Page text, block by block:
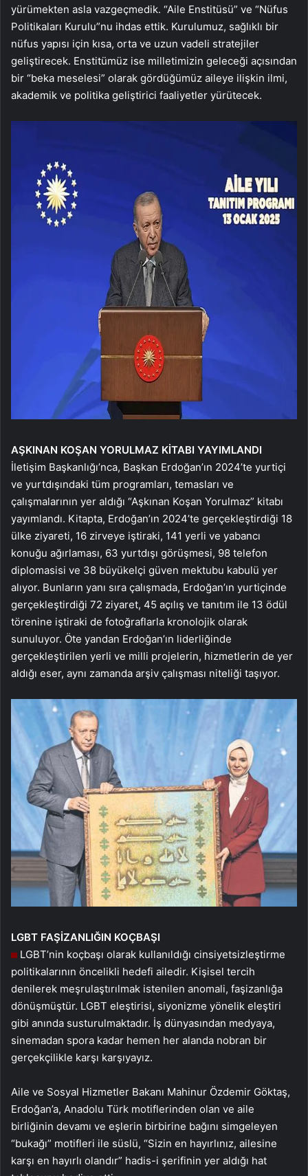
yürümekten asla vazgeçmedik. “Aile Enstitüsü” ve “Nüfus
Politikaları Kurulu”nu ihdas ettik. Kurulumuz, sağlıklı bir
nüfus yapısı için kısa, orta ve uzun vadeli stratejiler
geliştirecek. Enstitümüz ise milletimizin geleceği açısından
bir “beka meselesi” olarak gördüğümüz aileye ilişkin ilmi,
akademik ve politika geliştirici faaliyetler yürütecek.
AŞKINAN KOŞAN YORULMAZ KİTABI YAYIMLANDI
İletişim Başkanlığı’nca, Başkan Erdoğan’ın 2024’te yurtiçi
ve yurtdışındaki tüm programları, temasları ve
çalışmalarının yer aldığı “Aşkınan Koşan Yorulmaz” kitabı
yayımlandı. Kitapta, Erdoğan’ın 2024’te gerçekleştirdiği 18
ülke ziyareti, 16 zirveye iştiraki, 141 yerli ve yabancı
konuğu ağırlaması, 63 yurtdışı görüşmesi, 98 telefon
diplomasisi ve 38 büyükelçi güven mektubu kabulü yer
alıyor. Bunların yanı sıra çalışmada, Erdoğan’ın yurtiçinde
gerçekleştirdiği 72 ziyaret, 45 açılış ve tanıtım ile 13 ödül
törenine iştiraki de fotoğraflarla kronolojik olarak
sunuluyor. Öte yandan Erdoğan’ın liderliğinde
gerçekleştirilen yerli ve milli projelerin, hizmetlerin de yer
aldığı eser, aynı zamanda arşiv çalışması niteliği taşıyor.
LGBT FAŞİZANLIĞIN KOÇBAŞI
LGBT’nin koçbaşı olarak kullanıldığı cinsiyetsizleştirme
politikalarının öncelikli hedefi ailedir. Kişisel tercih
denilerek meşrulaştırılmak istenilen anomali, faşizanlığa
dönüşmüştür. LGBT eleştirisi, siyonizme yönelik eleştiri
gibi anında susturulmaktadır. İş dünyasından medyaya,
sinemadan spora kadar hemen her alanda nobran bir
gerçekçilikle karşı karşıyayız.
Aile ve Sosyal Hizmetler Bakanı Mahinur Özdemir Göktaş,
Erdoğan’a, Anadolu Türk motiflerinden olan ve aile
birliğinin devamı ve eşlerin birbirine bağını simgeleyen
“bukağı” motifleri ile süslü, “Sizin en hayırlınız, ailesine
karşı en hayırlı olandır” hadis-i şerifinin yer aldığı hat